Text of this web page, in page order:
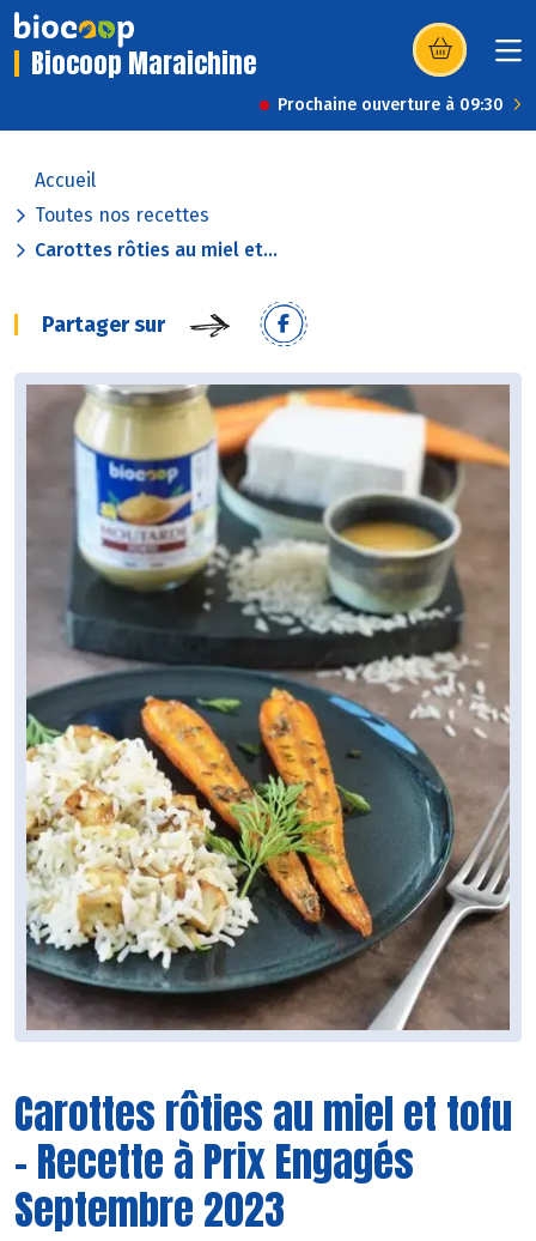
Biocoop Maraichine (s’ouvre dans
Prochaine ouverture à 09:30
Accueil
Toutes nos recettes
Carottes rôties au miel et...
Partager sur
Carottes rôties au miel et tofu
- Recette à Prix Engagés
Septembre 2023